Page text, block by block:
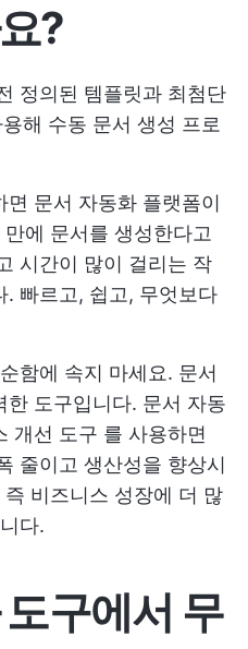
?
정의된 템플릿과 최첨단
해 수동 문서 생성 프로
문서 자동화 플랫폼이
에 문서를 생성한다고
시간이 많이 걸리는 작
. 빠르고, 쉽고, 무엇보다
함에 속지 마세요. 문서
도구입니다. 문서 자동
개선 도구 를 사용하면
줄이고 생산성을 향상시
비즈니스 성장에 더 많
다.
구에서 무